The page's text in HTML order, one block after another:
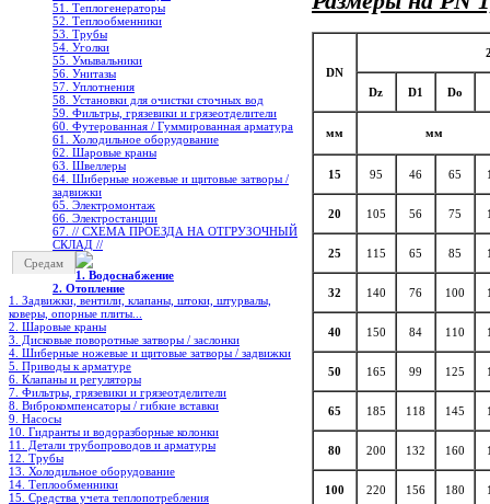
51. Теплогенераторы
52. Теплообменники
53. Трубы
54. Уголки
55. Умывальники
56. Унитазы
57. Уплотнения
58. Установки для очистки сточных вод
59. Фильтры, грязевики и грязеотделители
60. Футерованная / Гуммированная арматура
61. Холодильное oборудование
62. Шаровые краны
63. Швеллеры
64. Шиберные ножевые и щитовые затворы /
задвижки
65. Электромонтаж
66. Электростанции
67. // СХЕМА ПРОЕЗДА НА ОТГРУЗОЧНЫЙ
СКЛАД //
Средам
1. Водоснабжение
2. Отопление
1. Задвижки, вентили, клапаны, штоки, штурвалы,
коверы, опорные плиты...
2. Шаровые краны
3. Дисковые поворотные затворы / заслонки
4. Шиберные ножевые и щитовые затворы / задвижки
5. Приводы к арматуре
6. Клапаны и регуляторы
7. Фильтры, грязевики и грязеотделители
8. Виброкомпенсаторы / гибкие вставки
9. Насосы
10. Гидранты и водоразборные колонки
11. Детали трубопроводов и арматуры
12. Трубы
13. Холодильное oборудование
14. Теплообменники
15. Средства учета теплопотребления
DN
Dz D1 Do
мм мм
15 95 46 65
20 105 56 75
25 115 65 85
32 140 76 100
40 150 84 110
50 165 99 125
65 185 118 145
80 200 132 160
100 220 156 180